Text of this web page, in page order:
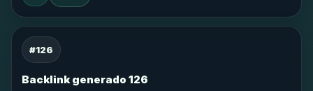
#126
Backlink generado 126